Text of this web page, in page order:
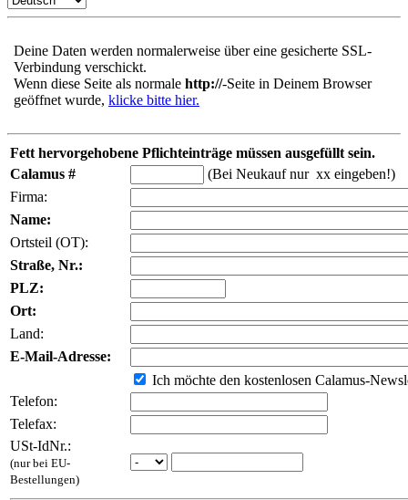
Deine Daten werden normalerweise über eine gesicherte SSL-
Verbindung verschickt.
Wenn diese Seite als normale http://-Seite in Deinem Browser
geöffnet wurde, klicke bitte hier.
Fett hervorgehobene Pflichteinträge müssen ausgefüllt sein.
Calamus #
(Bei Neukauf nur xx eingeben!)
Firma:
Name:
Ortsteil (OT):
Straße, Nr.:
PLZ:
Ort:
Land:
E-Mail-Adresse:
Ich möchte den kostenlosen Calamus-
Telefon:
Telefax:
USt-IdNr.:
(nur bei EU-
Bestellungen)